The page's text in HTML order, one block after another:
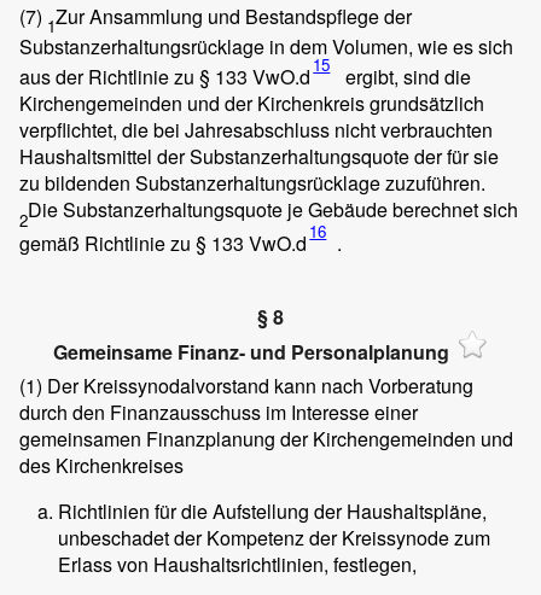
(7) 1Zur Ansammlung und Bestandspflege der
Substanzerhaltungsrücklage in dem Volumen, wie es sich
aus der Richtlinie zu § 133 VwO.d 15
ergibt, sind die
Kirchengemeinden und der Kirchenkreis grundsätzlich
verpflichtet, die bei Jahresabschluss nicht verbrauchten
Haushaltsmittel der Substanzerhaltungsquote der für sie
zu bildenden Substanzerhaltungsrücklage zuzuführen.
2Die Substanzerhaltungsquote je Gebäude berechnet sich
gemäß Richtlinie zu § 133 VwO.d 16 .
§ 8
Gemeinsame Finanz- und Personalplanung
(1) Der Kreissynodalvorstand kann nach Vorberatung
durch den Finanzausschuss im Interesse einer
gemeinsamen Finanzplanung der Kirchengemeinden und
des Kirchenkreises
Richtlinien für die Aufstellung der Haushaltspläne,
unbeschadet der Kompetenz der Kreissynode zum
Erlass von Haushaltsrichtlinien, festlegen,